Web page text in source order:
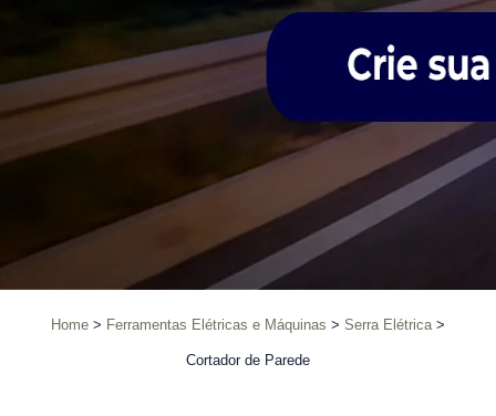
Home Ferramentas Elétricas e Máquinas Serra Elétrica
Cortador de Parede